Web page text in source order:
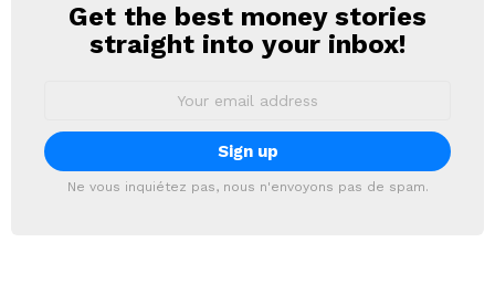
NEWSLETTER
Get the best money stories
straight into your inbox!
Ne vous inquiétez pas, nous n'envoyons pas de spam.